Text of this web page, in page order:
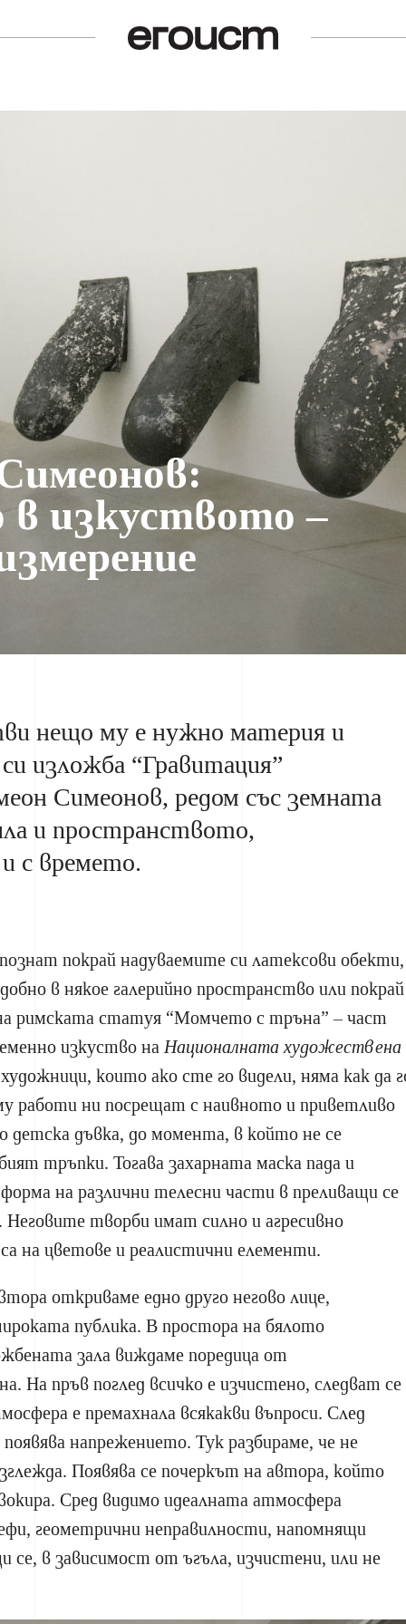
в изкуството –
нещо му е нужно материя и
изложба “Гравитация”
Симеонов, редом със земната
и пространството,
с времето.
покрай надуваемите си латексови обекти,
в някое галерийно пространство или покрай
римската статуя “Момчето с тръна” – част
изкуство наНационалната художествена
които ако сте го видели, няма как да
работи ни посрещат с наивното и приветливо
детска дъвка, до момента, в който не се
тръпки. Тогава захарната маска пада и
на различни телесни части в преливащи се
Неговите творби имат силно и агресивно
на цветове и реалистични елементи.
откриваме едно друго негово лице,
публика. В простора на бялото
зала виждаме поредица от
На пръв поглед всичко е изчистено, следват се
е премахнала всякакви въпроси. След
напрежението. Тук разбираме, че не
Появява се почеркът на автора, който
Сред видимо идеалната атмосфера
геометрични неправилности, напомнящи
се, в зависимост от ъгъла, изчистени, или не